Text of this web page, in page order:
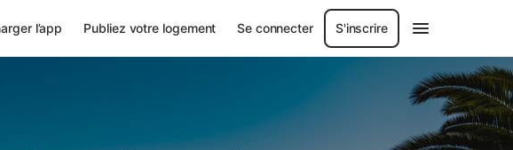
l’app Publiez votre logement Se connecter S'inscrire